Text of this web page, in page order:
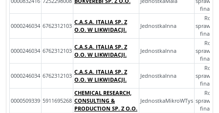
0000246034 6762312103
C.A.S.A. ITALIA SP. Z
O.O. W LIKWIDACJI.
JednostkaInna
0000246034 6762312103
C.A.S.A. ITALIA SP. Z
O.O. W LIKWIDACJI.
JednostkaInna
0000246034 6762312103
C.A.S.A. ITALIA SP. Z
O.O. W LIKWIDACJI.
JednostkaInna
0000509339 5911695268
CHEMICAL RESEARCH,
CONSULTING &
PRODUCTION SP. Z O.O.
JednostkaMikroWTys